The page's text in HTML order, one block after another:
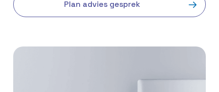
Plan advies gesprek